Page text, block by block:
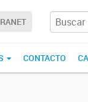
CONTACTO